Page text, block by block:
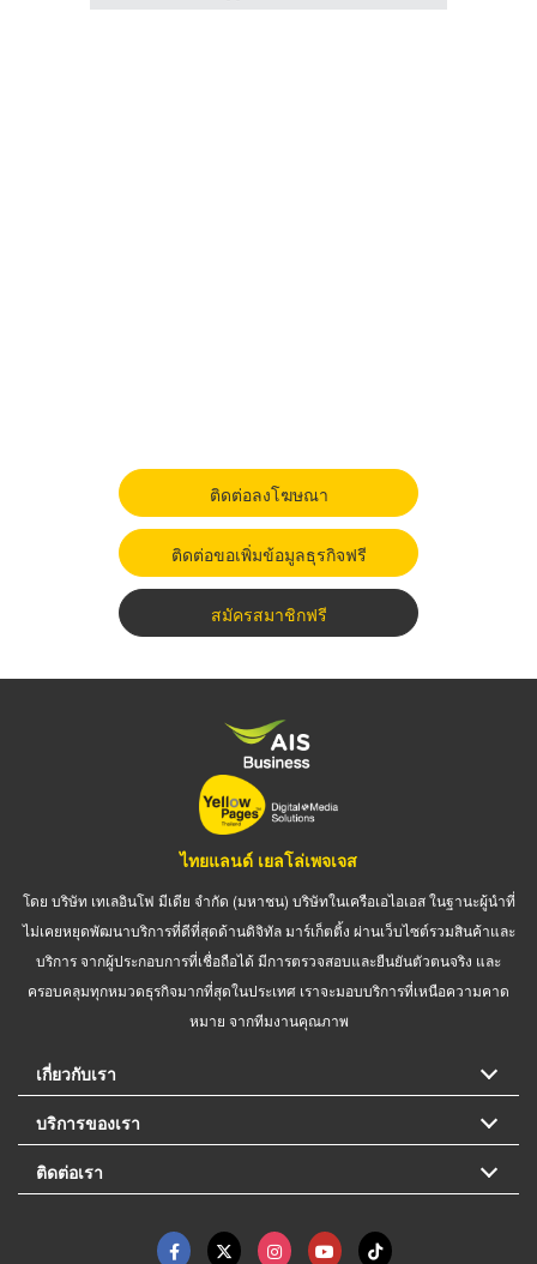
ติดต่อลงโฆษณา
ติดต่อขอเพิ่มข้อมูลธุรกิจฟรี
สมัครสมาชิกฟรี
ไทยแลนด์ เยลโล่เพจเจส
โดย บริษัท เทเลอินโฟ มีเดีย จำกัด (มหาชน) บริษัทในเครือเอไอเอส ในฐานะผู้นำที่
ไม่เคยหยุดพัฒนาบริการที่ดีที่สุดด้านดิจิทัล มาร์เก็ตติ้ง ผ่านเว็บไซต์รวมสินค้าและ
บริการ จากผู้ประกอบการที่เชื่อถือได้ มีการตรวจสอบและยืนยันตัวตนจริง และ
ครอบคลุมทุกหมวดธุรกิจมากที่สุดในประเทศ เราจะมอบบริการที่เหนือความคาด
หมาย จากทีมงานคุณภาพ
เกี่ยวกับเรา
บริการของเรา
ติดต่อเรา